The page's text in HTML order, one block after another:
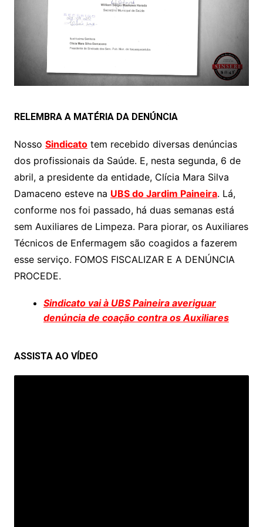
RELEMBRA A MATÉRIA DA DENÚNCIA
Nosso Sindicatotem recebido diversas denúncias
dos profissionais da Saúde. E, nesta segunda, 6 de
abril, a presidente da entidade, Clícia Mara Silva
Damaceno esteve na UBS do Jardim Paineira. Lá,
conforme nos foi passado, há duas semanas está
sem Auxiliares de Limpeza. Para piorar, os Auxiliares
Técnicos de Enfermagem são coagidos a fazerem
esse serviço. FOMOS FISCALIZAR E A DENÚNCIA
PROCEDE.
Sindicato vai à UBS Paineira averiguar
denúncia de coação contra os Auxiliares
ASSISTA AO VÍDEO